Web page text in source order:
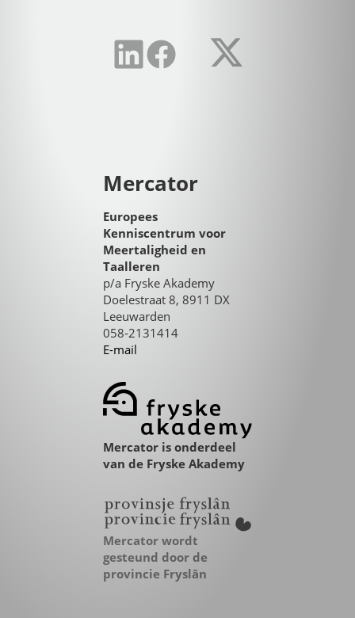
Mercator
Europees
Kenniscentrum voor
Meertaligheid en
Taalleren
p/a Fryske Akademy
Doelestraat 8, 8911 DX
Leeuwarden
058-2131414
E-mail
Mercator is onderdeel
van de Fryske Akademy
Mercator wordt
gesteund door de
provincie Fryslân